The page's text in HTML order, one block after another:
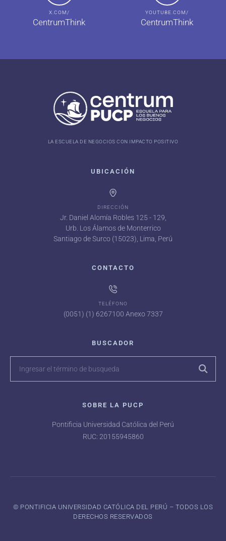
X.COM/
CentrumThink
YOUTUBE.COM/
CentrumThink
LA ESCUELA DE NEGOCIOS CON IMPACTO POSITIVO
UBICACIÓN
DIRECCIÓN
Jr. Daniel Alomía Robles 125 - 129,
Urb. Los Álamos de Monterrico
Santiago de Surco (15023), Lima, Perú
CONTACTO
TELÉFONO
(0051) (1) 6267100 Anexo 7337
BUSCADOR
SOBRE LA PUCP
Pontificia Universidad Católica del Perú
RUC: 20155945860
©️ PONTIFICIA UNIVERSIDAD CATÓLICA DEL PERÚ – TODOS LOS
DERECHOS RESERVADOS